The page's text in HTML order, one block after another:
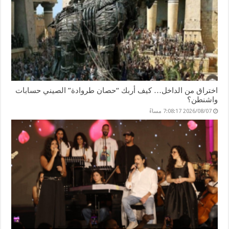
اختراق من الداخل… كيف أربك “حصان طروادة” الصيني حسابات
واشنطن؟
2026/08/07 7:08:17 مساءً